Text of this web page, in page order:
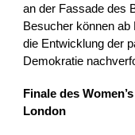
an der Fassade des
Besucher können ab
die Entwicklung der
Demokratie
Finale des
London